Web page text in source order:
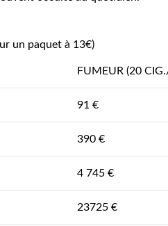
un paquet à 13€)
FUMEUR (20
91 €
390 €
4 745 €
23725 €